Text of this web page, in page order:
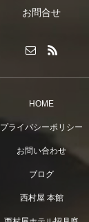
お問合せ
HOME
プライバシーポリシー
お問い合わせ
ブログ
西村屋 本館